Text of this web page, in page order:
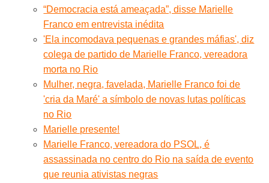
“Democracia está ameaçada”, disse Marielle
Franco em entrevista inédita
'Ela incomodava pequenas e grandes máfias', diz
colega de partido de Marielle Franco, vereadora
morta no Rio
Mulher, negra, favelada, Marielle Franco foi de
'cria da Maré' a símbolo de novas lutas políticas
no Rio
Marielle presente!
Marielle Franco, vereadora do PSOL, é
assassinada no centro do Rio na saída de evento
que reunia ativistas negras